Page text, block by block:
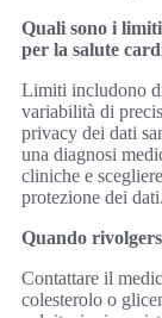
Quali sono i
per la salute
Limiti includono
variabilità di
privacy dei dati
una diagnosi
cliniche e
protezione dei dati.
Quando
Contattare il
colesterolo o